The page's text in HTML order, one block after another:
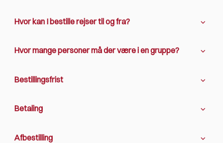
Hvor kan I bestille rejser til og fra?
Hvor mange personer må der være i en gruppe?
Bestillingsfrist
Betaling
Afbestilling